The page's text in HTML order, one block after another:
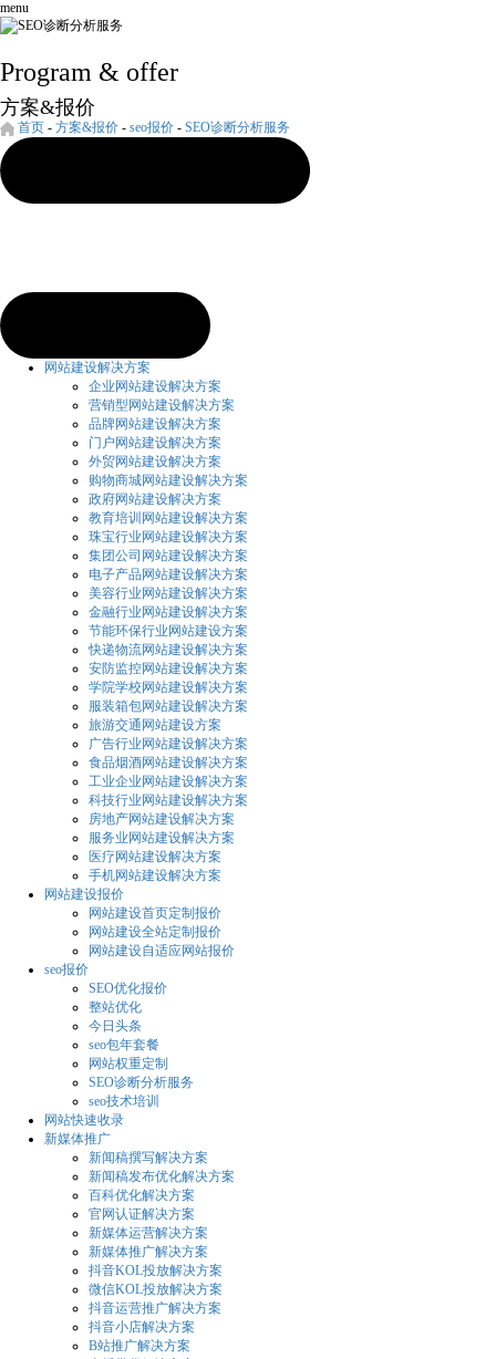
menu
Program & offer
方案&报价
首页 - 方案&报价 - seo报价 - SEO诊断分析服务
网站建设解决方案
企业网站建设解决方案
营销型网站建设解决方案
品牌网站建设解决方案
门户网站建设解决方案
外贸网站建设解决方案
购物商城网站建设解决方案
政府网站建设解决方案
教育培训网站建设解决方案
珠宝行业网站建设解决方案
集团公司网站建设解决方案
电子产品网站建设解决方案
美容行业网站建设解决方案
金融行业网站建设解决方案
节能环保行业网站建设方案
快递物流网站建设解决方案
安防监控网站建设解决方案
学院学校网站建设解决方案
服装箱包网站建设解决方案
旅游交通网站建设方案
广告行业网站建设解决方案
食品烟酒网站建设解决方案
工业企业网站建设解决方案
科技行业网站建设解决方案
房地产网站建设解决方案
服务业网站建设解决方案
医疗网站建设解决方案
手机网站建设解决方案
网站建设报价
网站建设首页定制报价
网站建设全站定制报价
网站建设自适应网站报价
seo报价
SEO优化报价
整站优化
今日头条
seo包年套餐
网站权重定制
SEO诊断分析服务
seo技术培训
网站快速收录
新媒体推广
新闻稿撰写解决方案
新闻稿发布优化解决方案
百科优化解决方案
官网认证解决方案
新媒体运营解决方案
新媒体推广解决方案
抖音KOL投放解决方案
微信KOL投放解决方案
抖音运营推广解决方案
抖音小店解决方案
B站推广解决方案